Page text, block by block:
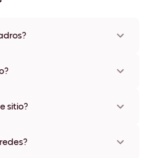
de marco, incluidas opciones sin
Te enviaremos un número de
sitio?